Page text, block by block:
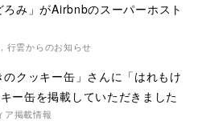
ろみ」がAirbnbのスーパーホスト
, 行雲からのお知らせ
のクッキー缶」さんに「はれもけ
ー缶を掲載していただきました
ア掲載情報